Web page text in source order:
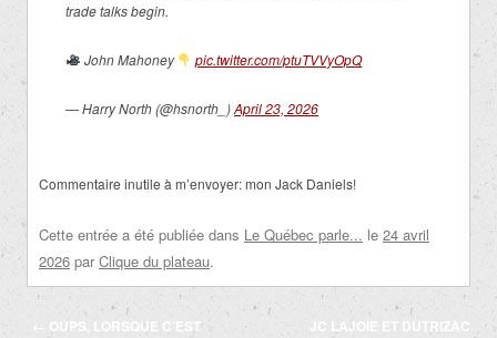
trade talks begin.
John Mahoney pic.twitter.com/ptuTVVyOpQ
— Harry North (@hsnorth_)April 23, 2026
Commentaire inutile à m’envoyer: mon Jack Daniels!
Cette entrée a été publiée dans Le Québec parle... le 24 avril
2026 par Clique du plateau.
Navigation
← OUPS, LORSQUE C’EST
JC LAJOIE ET DUTRIZAC